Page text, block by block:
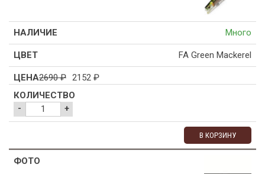
Много
FA Green Mackerel
2690₽ 2152 ₽
- +
В КОРЗИНУ